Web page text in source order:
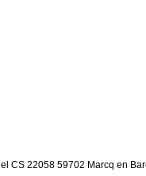
CS 22058 59702 Marcq en